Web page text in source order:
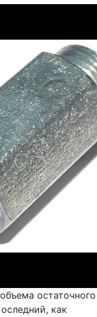
остаточного
как